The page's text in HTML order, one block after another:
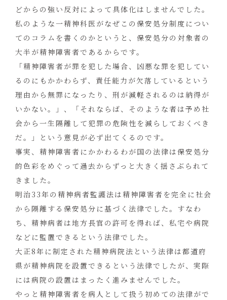
どからの強い反対によって具体化はしませんでした。
私のような一精神科医がなぜこの保安処分制度につい
てのコラムを書くのかというと、保安処分の対象者の
大半が精神障害者であるからです。
「精神障害者が罪を犯した場合、凶悪な罪を犯してい
るのにもかかわらず、責任能力が欠落しているという
理由から無罪になったり、刑が減軽されるのは納得が
いかない。」、「それならば、そのような者は予め社
会から一生隔離して犯罪の危険性を減らしておくべき
だ。」という意見が必ず出てくるのです。
事実、精神障害者にかかわるわが国の法律は保安処分
的色彩をめぐって過去からずっと大きく揺さぶられて
きました。
明治33年の精神病者監護法は精神障害者を完全に社会
から隔離する保安処分に基づく法律でした。すなわ
ち、精神病者は地方長官の許可を得れば、私宅や病院
などに監置できるという法律でした。
大正8年に制定された精神病院法という法律は都道府
県が精神病院を設置できるという法律でしたが、実際
には病院の設置はまったく進みませんでした。
やっと精神障害者を病人として扱う初めての法律がで